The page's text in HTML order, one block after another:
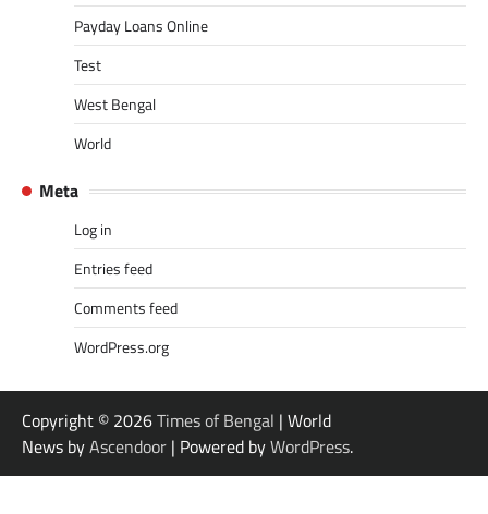
Payday Loans Online
Test
West Bengal
World
Meta
Log in
Entries feed
Comments feed
WordPress.org
Copyright © 2026Times of Bengal | World
News byAscendoor | Powered byWordPress.